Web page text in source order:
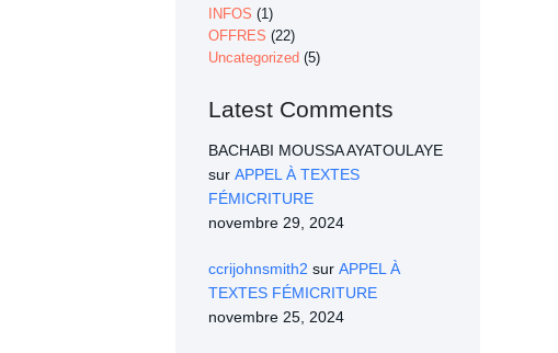
INFOS (1)
OFFRES (22)
Uncategorized (5)
Latest Comments
BACHABI MOUSSA AYATOULAYE
sur APPEL À TEXTES
FÉMICRITURE
novembre 29, 2024
ccrijohnsmith2 sur APPEL À
TEXTES FÉMICRITURE
novembre 25, 2024